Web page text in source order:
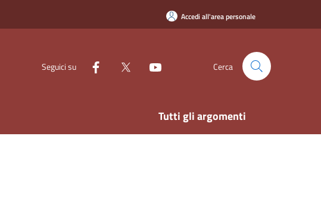
Accedi all'area personale
Seguici su Cerca
Tutti gli argomenti